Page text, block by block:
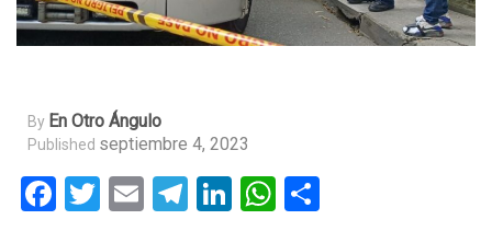
By En Otro Ángulo
Published septiembre 4, 2023
Facebook
Twitter
EmailTelegram
LinkedIn
WhatsApp